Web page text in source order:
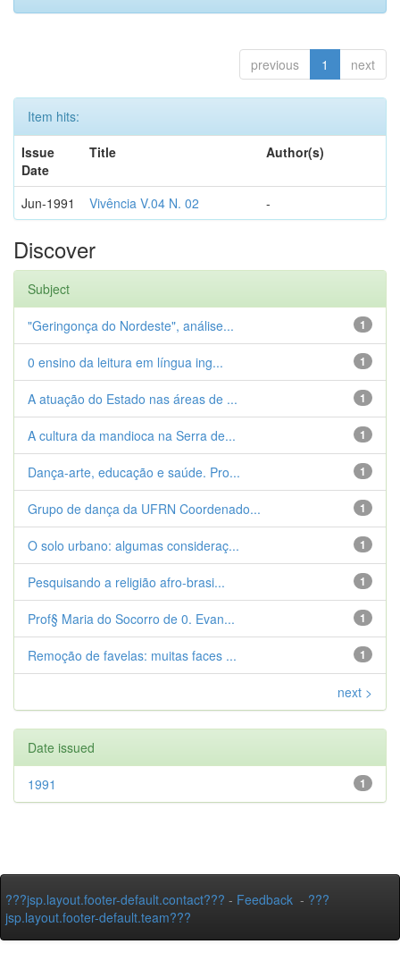
previous 1 next
Item hits:
Issue
Date
Title Author(s)
Jun-1991 Vivência V.04 N. 02 -
Discover
Subject
1
"Geringonça do Nordeste", análise...
1
0 ensino da leitura em língua ing...
1
A atuação do Estado nas áreas de ...
1
A cultura da mandioca na Serra de...
1
Dança-arte, educação e saúde. Pro...
1
Grupo de dança da UFRN Coordenado...
1
O solo urbano: algumas consideraç...
1
Pesquisando a religião afro-brasi...
1
Prof§ Maria do Socorro de 0. Evan...
1
Remoção de favelas: muitas faces ...
next >
Date issued
1
1991
???jsp.layout.footer-default.contact??? - Feedback - ???
jsp.layout.footer-default.team???